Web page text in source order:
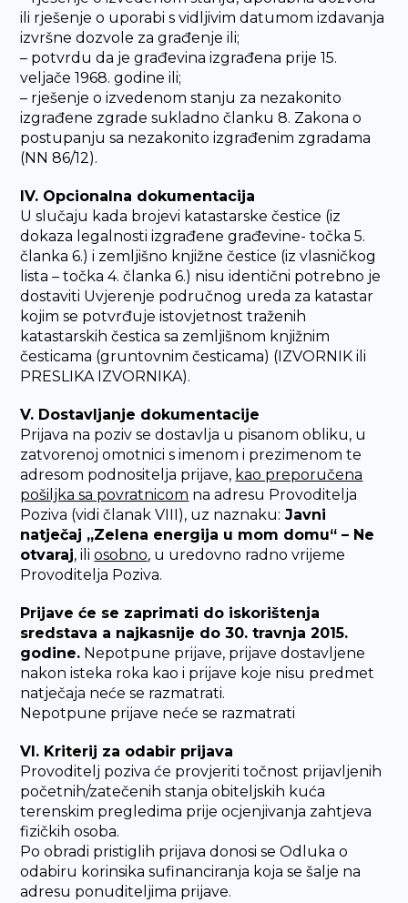
ili rješenje o uporabi s vidljivim datumom izdavanja
izvršne dozvole za građenje ili;
– potvrdu da je građevina izgrađena prije 15.
veljače 1968. godine ili;
– rješenje o izvedenom stanju za nezakonito
izgrađene zgrade sukladno članku 8. Zakona o
postupanju sa nezakonito izgrađenim zgradama
(NN 86/12).
IV. Opcionalna dokumentacija
U slučaju kada brojevi katastarske čestice (iz
dokaza legalnosti izgrađene građevine- točka 5.
članka 6.) i zemljišno knjižne čestice (iz vlasničkog
lista – točka 4. članka 6.) nisu identični potrebno je
dostaviti Uvjerenje područnog ureda za katastar
kojim se potvrđuje istovjetnost traženih
katastarskih čestica sa zemljišnom knjižnim
česticama (gruntovnim česticama) (IZVORNIK ili
PRESLIKA IZVORNIKA).
V. Dostavljanje dokumentacije
Prijava na poziv se dostavlja u pisanom obliku, u
zatvorenoj omotnici s imenom i prezimenom te
adresom podnositelja prijave, kao preporučena
pošiljka sa povratnicom na adresu Provoditelja
Poziva (vidi članak VIII), uz naznaku: Javni
natječaj „Zelena energija u mom domu“ – Ne
otvaraj, iliosobno, u uredovno radno vrijeme
Provoditelja Poziva.
Prijave će se zaprimati do iskorištenja
sredstava a najkasnije do 30. travnja 2015.
godine. Nepotpune prijave, prijave dostavljene
nakon isteka roka kao i prijave koje nisu predmet
natječaja neće se razmatrati.
Nepotpune prijave neće se razmatrati
VI. Kriterij za odabir prijava
Provoditelj poziva će provjeriti točnost prijavljenih
početnih/zatečenih stanja obiteljskih kuća
terenskim pregledima prije ocjenjivanja zahtjeva
fizičkih osoba.
Po obradi pristiglih prijava donosi se Odluka o
odabiru korinsika sufinanciranja koja se šalje na
adresu ponuditeljima prijave.